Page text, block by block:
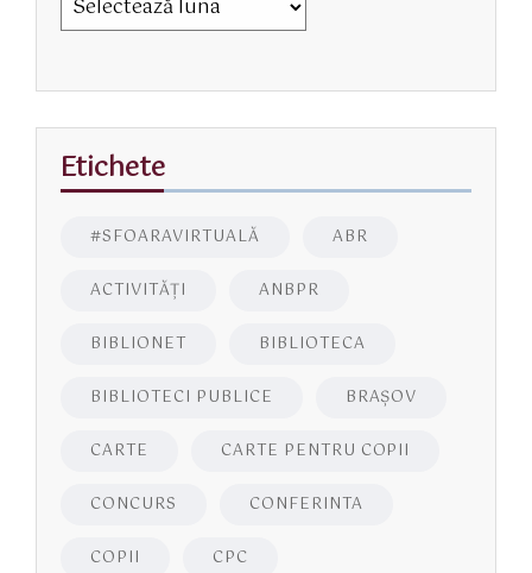
Etichete
#SFOARAVIRTUALĂ ABR
ACTIVITĂŢI ANBPR
BIBLIONET BIBLIOTECA
BIBLIOTECI PUBLICE BRAŞOV
CARTE CARTE PENTRU COPII
CONCURS CONFERINTA
COPII CPC